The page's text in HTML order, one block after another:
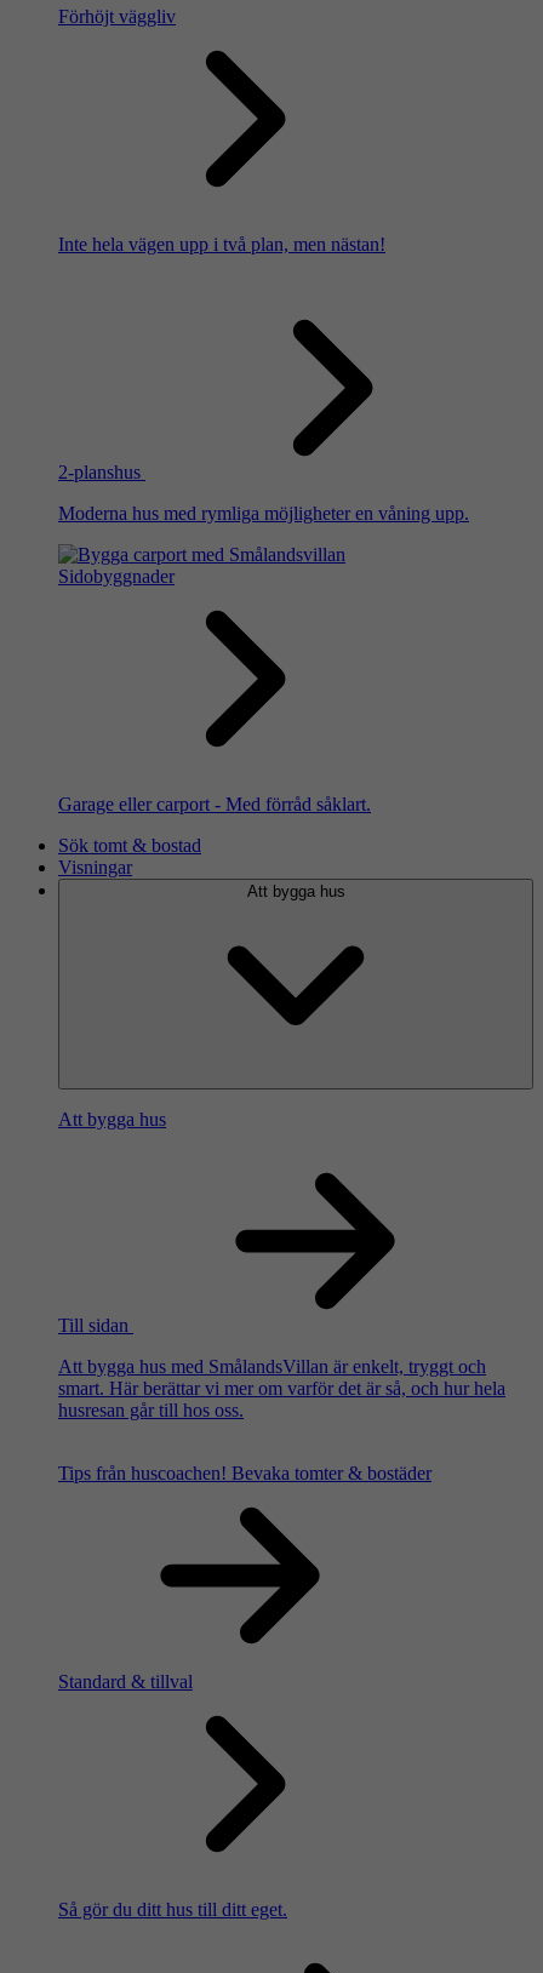
Förhöjt väggliv
Inte hela vägen upp i två plan, men nästan!
2-planshus
Moderna hus med rymliga möjligheter en våning upp.
Sidobyggnader
Garage eller carport - Med förråd såklart.
Sök tomt & bostad
Visningar
Att bygga hus
Att bygga hus
Till sidan
Att bygga hus med SmålandsVillan är enkelt, tryggt och
smart. Här berättar vi mer om varför det är så, och hur hela
husresan går till hos oss.
Tips från huscoachen! Bevaka tomter & bostäder
Standard & tillval
Så gör du ditt hus till ditt eget.